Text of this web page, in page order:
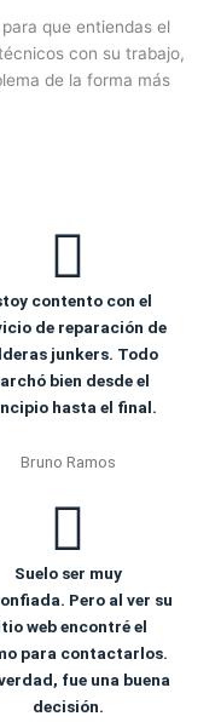
que entiendas el
con su trabajo,
de la forma más
contento con el
de reparación de
junkers. Todo
bien desde el
hasta el final.
Bruno Ramos
Suelo ser muy
Pero al ver su
web encontré el
para contactarlos.
fue una buena
decisión.